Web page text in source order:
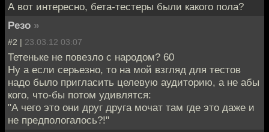
А вот интересно, бета-тестеры были какого пола?
Резо »
#2 | 23.03.12 03:07
Тетеньке не повезло с народом? 60
Ну а если серьезно, то на мой взгляд для тестов
надо было пригласить целевую аудиторию, а не абы
кого, что-бы потом удивлятся:
"А чего это они друг друга мочат там где это даже и
не предпологалось?!"